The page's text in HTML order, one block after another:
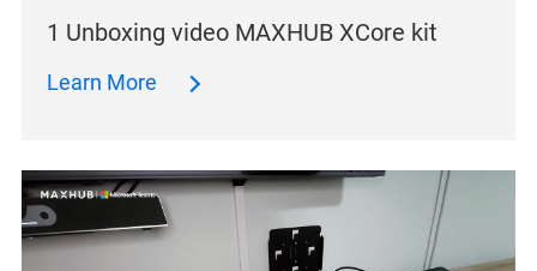
1 Unboxing video MAXHUB XCore kit
Learn More